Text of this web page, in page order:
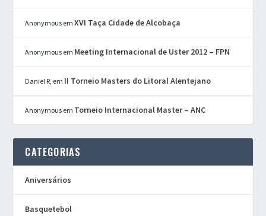
Anonymous emXVI Taça Cidade de Alcobaça
Anonymous em Meeting Internacional de Uster 2012 – FPN
Daniel R, em II Torneio Masters do Litoral Alentejano
Anonymous em Torneio Internacional Master – ANC
CATEGORIAS
Aniversários
Basquetebol